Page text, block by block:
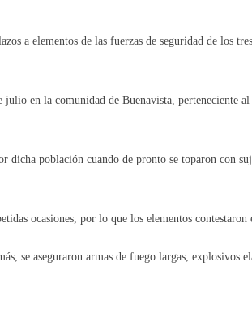
a elementos de las fuerzas de seguridad de los
en la comunidad de Buenavista, perteneciente
población cuando de pronto se toparon con
ocasiones, por lo que los elementos contestaron
se aseguraron armas de fuego largas, explosivos